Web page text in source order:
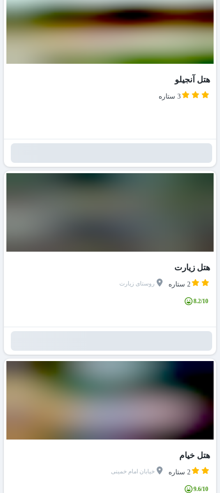
هتل آنجیلو
3 ستاره
هتل زیارت
2 ستاره روستای زیارت
8.2/10
هتل خیام
2 ستاره خیابان امام خمینی
9.6/10